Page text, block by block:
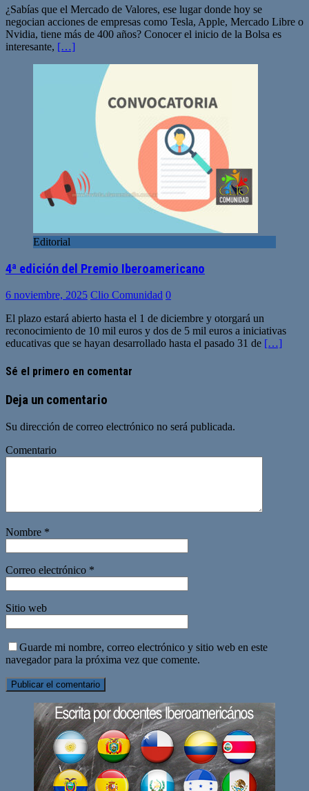
¿Sabías que el Mercado de Valores, ese lugar donde hoy se
negocian acciones de empresas como Tesla, Apple, Mercado Libre o
Nvidia, tiene más de 400 años? Conocer el inicio de la Bolsa es
interesante, […]
Editorial
4ª edición del Premio Iberoamericano
6 noviembre, 2025 Clio Comunidad 0
El plazo estará abierto hasta el 1 de diciembre y otorgará un
reconocimiento de 10 mil euros y dos de 5 mil euros a iniciativas
educativas que se hayan desarrollado hasta el pasado 31 de […]
Sé el primero en comentar
Deja un comentario
Su dirección de correo electrónico no será publicada.
Comentario
Nombre *
Correo electrónico *
Sitio web
Guarde mi nombre, correo electrónico y sitio web en este
navegador para la próxima vez que comente.